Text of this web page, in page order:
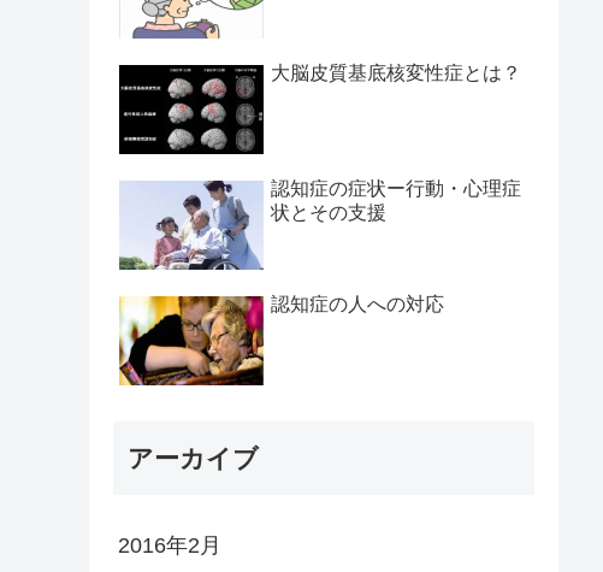
大脳皮質基底核変性症とは？
認知症の症状ー行動・心理症
状とその支援
認知症の人への対応
アーカイブ
2016年2月